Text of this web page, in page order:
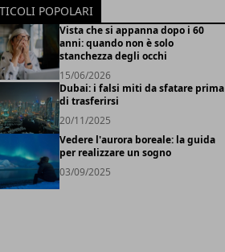
POPOLARI
Vista che si appanna dopo i 60
anni: quando non è solo
stanchezza degli occhi
15/06/2026
Dubai: i falsi miti da sfatare prima
di trasferirsi
20/11/2025
Vedere l'aurora boreale: la guida
per realizzare un sogno
03/09/2025